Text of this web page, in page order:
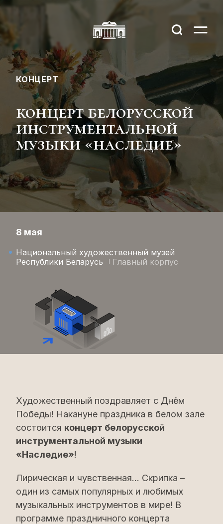
КОНЦЕРТ
концерт белорусской
инструментальной
музыки «наследие»
8 мая
Национальный художественный музей
Республики Беларусь
Главный корпус
Художественный поздравляет с Днём
Победы! Накануне праздника в белом зале
состоится концерт белорусской
инструментальной музыки
«Наследие»!
Лирическая и чувственная… Скрипка –
один из самых популярных и любимых
музыкальных инструментов в мире! В
программе праздничного концерта